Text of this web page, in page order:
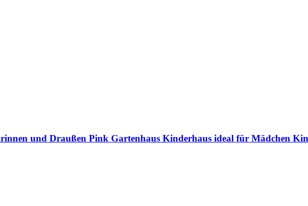
und Draußen Pink Gartenhaus Kinderhaus ideal für Mädchen